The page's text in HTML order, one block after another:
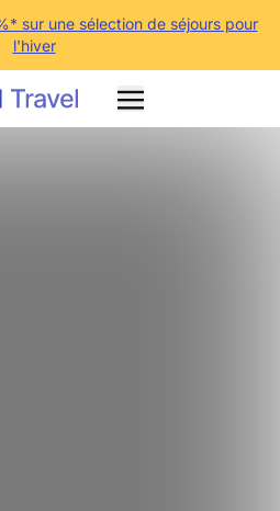
sur une sélection de séjours pour
l'hiver